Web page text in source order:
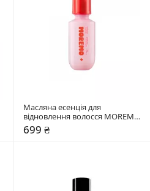
Масляна есенція для
відновлення волосся MOREMO
Hair Essence Delightful Oil (RE)
699 ₴